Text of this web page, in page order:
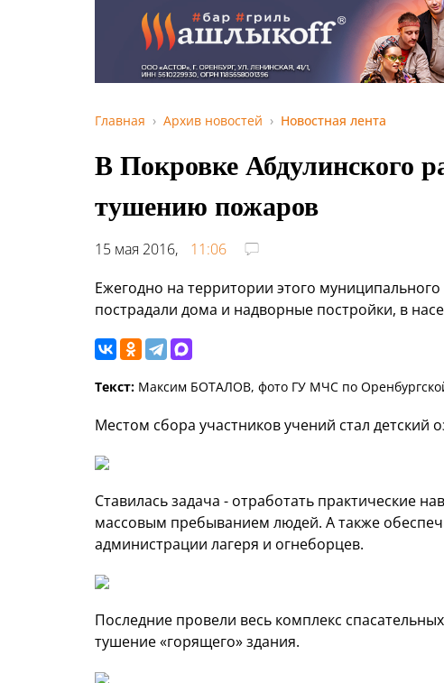
Главная Архив новостей Новостная лента
В Покровке Абдулинского
тушению пожаров
15 мая 2016,
11:06
Ежегодно на территории этого
пострадали дома и надворные постройки, в
Текст: Максим БОТАЛОВ, фото ГУ МЧС по
Местом сбора участников учений стал детский
Ставилась задача - отработать практические
массовым пребыванием людей. А также
администрации лагеря и огнеборцев.
Последние провели весь комплекс
тушение «горящего» здания.